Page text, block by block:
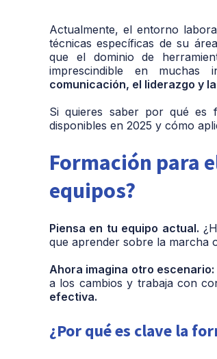
Actualmente, el entorno
técnicas específicas de su
que el dominio de
imprescindible en muchas
comunicación, el liderazgo y
Si quieres saber por qué es
disponibles en 2025 y cómo
Formación para
equipos?
Piensa en tu equipo actual.
que aprender sobre la marcha
Ahora imagina otro escenario:
a los cambios y trabaja con
efectiva.
¿Por qué es clave la